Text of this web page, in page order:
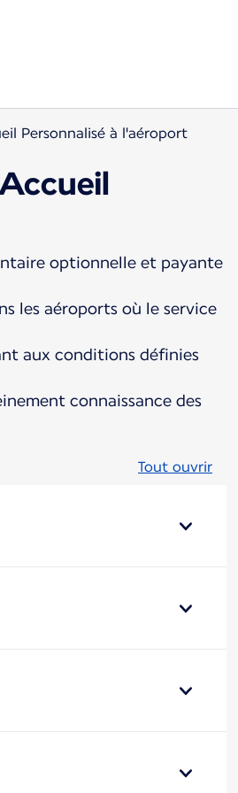
Personnalisé à l'aéroport
optionnelle et payante
les aéroports où le service
aux conditions définies
connaissance des
Tout ouvrir